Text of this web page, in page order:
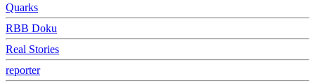
Quarks
RBB Doku
Real Stories
reporter